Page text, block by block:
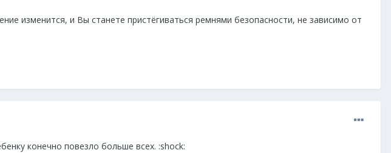
изменится, и Вы станете пристёгиваться ремнями безопасности, не зависимо от
конечно повезло больше всех. :shock: